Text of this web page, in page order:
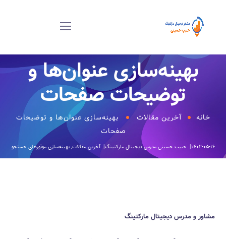
بهینه‌سازی عنوان‌ها و
توضیحات صفحات‎
خانه آخرین مقالات
بهینه‌سازی عنوان‌ها و توضیحات
صفحات‎
۱۴۰۲-۰۵-۱۶ حبیب حسینی مدرس دیجیتال مارکتینگ آخرین مقالات, بهینه‌سازی موتورهای جستجو
مشاور و مدرس دیجیتال مارکتینگ